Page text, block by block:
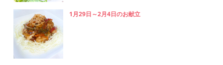
1月29日～2月4日のお献立